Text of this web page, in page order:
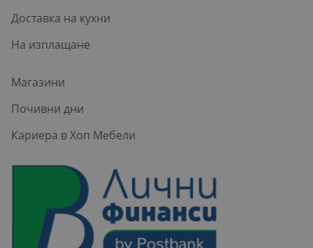
Доставка на кухни
На изплащане
Магазини
Почивни дни
Кариера в Хоп Мебели